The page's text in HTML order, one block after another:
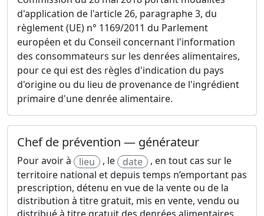
d'application de l'article 26, paragraphe 3, du
règlement (UE) n° 1169/2011 du Parlement
européen et du Conseil concernant l'information
des consommateurs sur les denrées alimentaires,
pour ce qui est des règles d'indication du pays
d'origine ou du lieu de provenance de l'ingrédient
primaire d'une denrée alimentaire.
Chef de prévention — générateur
Pour avoir à lieu , le date
, en tout cas sur le
territoire national et depuis temps n’emportant pas
prescription, détenu en vue de la vente ou de la
distribution à titre gratuit, mis en vente, vendu ou